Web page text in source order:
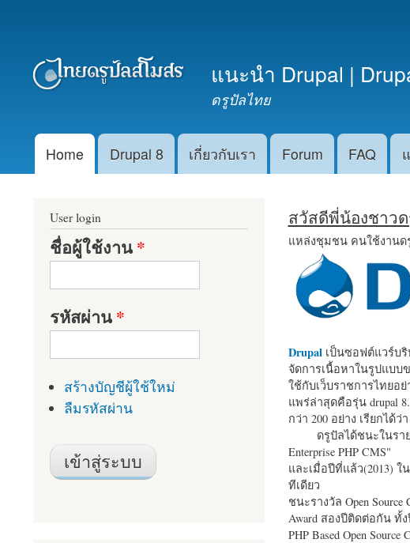
แนะนำ Drupal |
ดรูปัลไทย
Main menu
Home Drupal 8 เกี่ยวกับเรา Forum FAQ
สวัสดีพี่น้องชาว
แหล่งชุมชน คนใช้งานด
Drupalเป็นซอฟต์แวร์บริห
จัดการเนื้อหาในรูปแบบ
ใช้กับเว็บราชการไทยอ
แพร่ล่าสุดคือรุ่น drupal
กว่า 200 อย่าง เรียกได้
ดรูปัลได้ชนะในรา
Enterprise PHP CMS"
และเมื่อปีที่แล้ว(2013) ใ
ทีเดียว
ชนะรางวัล Open
Award สองปีติดต่อกัน ทั้ง
PHP Based Open
User login
ชื่อผู้ใช้งาน*
รหัสผ่าน*
สร้างบัญชีผู้ใช้ใหม่
ลืมรหัสผ่าน